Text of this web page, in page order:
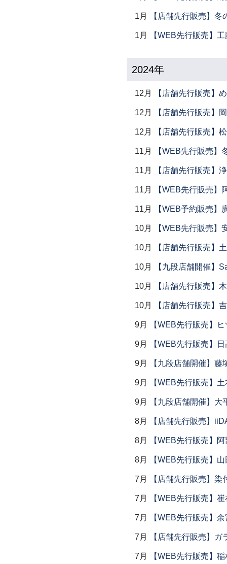
1月 【店舗先行販売】冬
1月 【WEB先行販売】
2024年
12月 【店舗先行販売】
12月 【店舗先行販売】
12月 【店舗先行販売】
11月 【WEB先行販売】
11月 【店舗先行販売】
11月 【WEB先行販売】
11月 【WEB予約販売】
10月 【WEB先行販売】
10月 【店舗先行販売】
10月 【九段店舗開催】
10月 【店舗先行販売】
10月 【店舗先行販売】
9月 【WEB先行販売】
9月 【WEB先行販売】
9月 【九段店舗開催】藤
9月 【WEB先行販売】
9月 【九段店舗開催】大
8月 【店舗先行販売】
8月 【WEB先行販売】
8月 【WEB先行販売】
7月 【店舗先行販売】染
7月 【WEB先行販売】
7月 【WEB先行販売】
7月 【店舗先行販売】ガ
7月 【WEB先行販売】